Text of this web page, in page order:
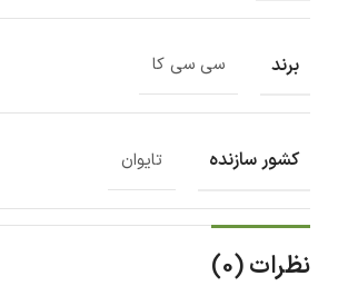
برند سی سی کا
کشور سازنده تایوان
نظرات (0)